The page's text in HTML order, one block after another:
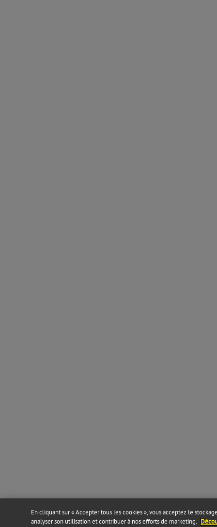
En cliquant sur « Accepter tous les cookies », vous acceptez le
analyser son utilisation et contribuer à nos efforts de marketing.